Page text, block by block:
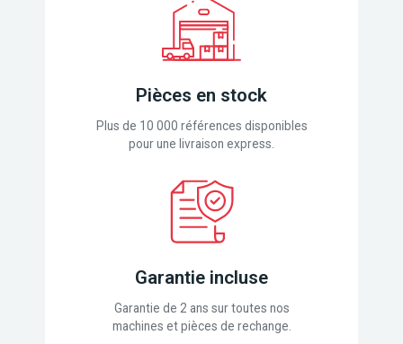
Pièces en stock
Plus de 10 000 références disponibles
pour une livraison express.
Garantie incluse
Garantie de 2 ans sur toutes nos
machines et pièces de rechange.